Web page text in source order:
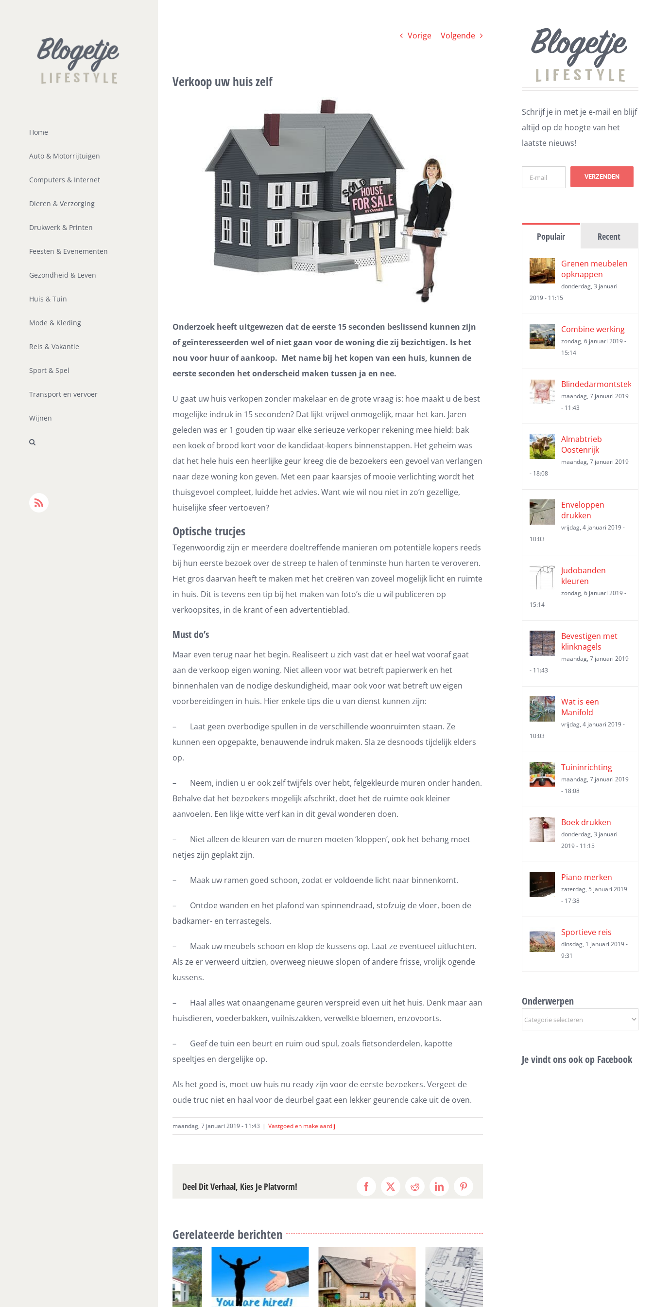
Home
Auto & Motorrijtuigen
Computers & Internet
Dieren & Verzorging
Drukwerk & Printen
Feesten & Evenementen
Gezondheid & Leven
Huis & Tuin
Mode & Kleding
Reis & Vakantie
Sport & Spel
Transport en vervoer
Wijnen
Rss
Vorige Volgende
Verkoop uw huis zelf
Onderzoek heeft uitgewezen dat de eerste 15 seconden beslissend kunnen zijn
of geïnteresseerden wel of niet gaan voor de woning die zij bezichtigen. Is het
nou voor huur of aankoop. Met name bij het kopen van een huis, kunnen de
eerste seconden het onderscheid maken tussen ja en nee.
U gaat uw huis verkopen zonder makelaar en de grote vraag is: hoe maakt u de best
mogelijke indruk in 15 seconden? Dat lijkt vrijwel onmogelijk, maar het kan. Jaren
geleden was er 1 gouden tip waar elke serieuze verkoper rekening mee hield: bak
een koek of brood kort voor de kandidaat-kopers binnenstappen. Het geheim was
dat het hele huis een heerlijke geur kreeg die de bezoekers een gevoel van verlangen
naar deze woning kon geven. Met een paar kaarsjes of mooie verlichting wordt het
thuisgevoel compleet, luidde het advies. Want wie wil nou niet in zo’n gezellige,
huiselijke sfeer vertoeven?
Optische trucjes
Tegenwoordig zijn er meerdere doeltreffende manieren om potentiële kopers reeds
bij hun eerste bezoek over de streep te halen of tenminste hun harten te veroveren.
Het gros daarvan heeft te maken met het creëren van zoveel mogelijk licht en ruimte
in huis. Dit is tevens een tip bij het maken van foto’s die u wil publiceren op
verkoopsites, in de krant of een advertentieblad.
Must do’s
Maar even terug naar het begin. Realiseert u zich vast dat er heel wat vooraf gaat
aan de verkoop eigen woning. Niet alleen voor wat betreft papierwerk en het
binnenhalen van de nodige deskundigheid, maar ook voor wat betreft uw eigen
voorbereidingen in huis. Hier enkele tips die u van dienst kunnen zijn:
– Laat geen overbodige spullen in de verschillende woonruimten staan. Ze
kunnen een opgepakte, benauwende indruk maken. Sla ze desnoods tijdelijk elders
op.
– Neem, indien u er ook zelf twijfels over hebt, felgekleurde muren onder handen.
Behalve dat het bezoekers mogelijk afschrikt, doet het de ruimte ook kleiner
aanvoelen. Een likje witte verf kan in dit geval wonderen doen.
– Niet alleen de kleuren van de muren moeten ‘kloppen’, ook het behang moet
netjes zijn geplakt zijn.
– Maak uw ramen goed schoon, zodat er voldoende licht naar binnenkomt.
– Ontdoe wanden en het plafond van spinnendraad, stofzuig de vloer, boen de
badkamer- en terrastegels.
– Maak uw meubels schoon en klop de kussens op. Laat ze eventueel uitluchten.
Als ze er verweerd uitzien, overweeg nieuwe slopen of andere frisse, vrolijk ogende
kussens.
– Haal alles wat onaangename geuren verspreid even uit het huis. Denk maar aan
huisdieren, voederbakken, vuilniszakken, verwelkte bloemen, enzovoorts.
– Geef de tuin een beurt en ruim oud spul, zoals fietsonderdelen, kapotte
speeltjes en dergelijke op.
Als het goed is, moet uw huis nu ready zijn voor de eerste bezoekers. Vergeet de
oude truc niet en haal voor de deurbel gaat een lekker geurende cake uit de oven.
maandag, 7 januari 2019 - 11:43 | Vastgoed en makelaardij
Deel Dit Verhaal, Kies Je Platvorm! Facebook
X Reddit LinkedInPinterest
Gerelateerde berichten
Schrijf je in met je e-mail en blijf
altijd op de hoogte van het
laatste nieuws!
Populair Recent
Grenen meubelen
opknappen
donderdag, 3 januari
2019 - 11:15
Combine werking
zondag, 6 januari 2019 -
15:14
Blindedarmontsteking
maandag, 7 januari 2019
- 11:43
Almabtrieb
Oostenrijk
maandag, 7 januari 2019
- 18:08
Enveloppen
drukken
vrijdag, 4 januari 2019 -
10:03
Judobanden
kleuren
zondag, 6 januari 2019 -
15:14
Bevestigen met
klinknagels
maandag, 7 januari 2019
- 11:43
Wat is een
Manifold
vrijdag, 4 januari 2019 -
10:03
Tuininrichting
maandag, 7 januari 2019
- 18:08
Boek drukken
donderdag, 3 januari
2019 - 11:15
Piano merken
zaterdag, 5 januari 2019
- 17:38
Sportieve reis
dinsdag, 1 januari 2019 -
9:31
Onderwerpen
Onderwerpen
Je vindt ons ook op Facebook